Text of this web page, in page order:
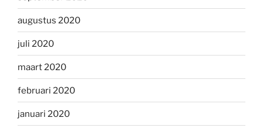
augustus 2020
juli 2020
maart 2020
februari 2020
januari 2020